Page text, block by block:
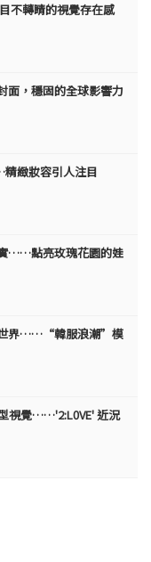
不轉睛的視覺存在感
面，穩固的全球影響力
精緻妝容引人注目
……點亮玫瑰花園的娃
世界……“韓服浪潮”模
視覺……'2:L0VE' 近況